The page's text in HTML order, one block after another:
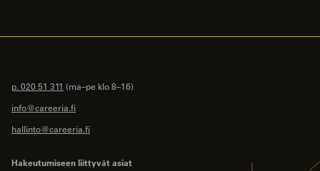
p. 020 51 311 (ma–pe klo 8–16)
info@careeria.fi
hallinto@careeria.fi
Hakeutumiseen liittyvät asiat